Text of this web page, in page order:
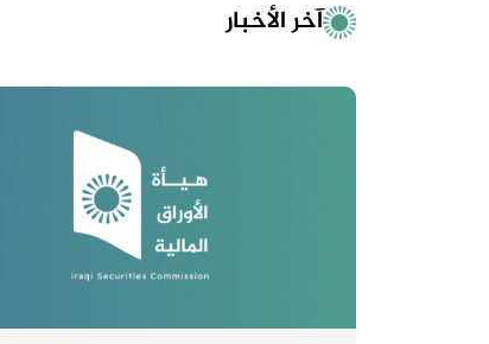
آخر الأخبار